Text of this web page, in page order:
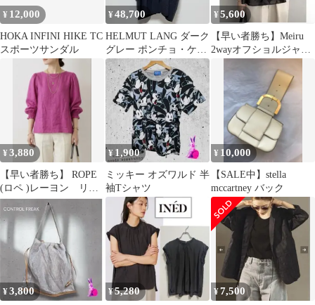
¥ 12,000
HOKA INFINI HIKE TC
スポーツサンダル
¥48,700
HELMUT LANG ダーク
グレー ポンチョ・ケー
プコート
¥5,600
【早い者勝ち】Meiru
2wayオフショルジャガ
¥3,880
【早い者勝ち】 ROPE
(ロペ )レーヨン リネ
ン シャーリングブラ
¥ 1,900
ミッキー オズワルド 半
袖Tシャツ
¥ 10,000
【SALE中】stella
mccartney バック
¥3,800 ¥5,280 ¥7,500